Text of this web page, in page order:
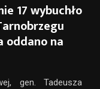
17 wybuchło
oddano na
gen. Tadeusza